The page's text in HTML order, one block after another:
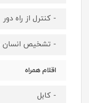
- کنترل از راه دور
- تشخیص
اقلام همراه
- کابل